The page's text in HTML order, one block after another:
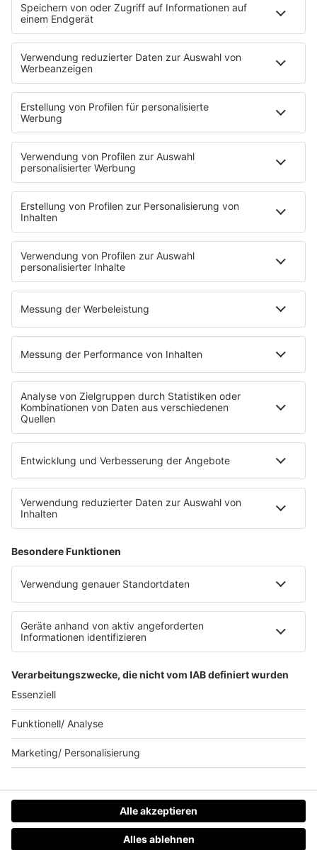
Strandbar
Putzfimmel
Deutschpop
Deutsche Liebeslieder
PODCASTS
Mit den Waffeln einer Frau
Frühstück bei Barbara
Brave & One
NotAufnahme
"Bewerbung und Karriere"
Aber bitte mit Schlager
Erdbeerkäse
Fitness mit M.A.R.K
Glück in Worten
Todesursache
Niemand muss ein Promi sein
PROGRAMM
Mit den Waffeln einer Frau
SERVICE
Empfang
barba radio App
Impressum
Datenschutz Facebook & Instagram
Datenschutzeinstellungen
Clubbedingungen
Werbung schalten
Waffel-Werbepartner
80s80s.de
90s90s.de
Schlagerplanetradio.com
1deutsch.de
WEIHNACHTSMUSIK.FM
© barba radio. Ein Baby von Barbara Schöneberger und
REGIOCAST.